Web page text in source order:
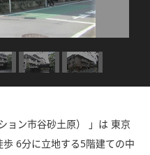
ョン市谷砂土原） 」は 東京
6分に立地する5階建ての中